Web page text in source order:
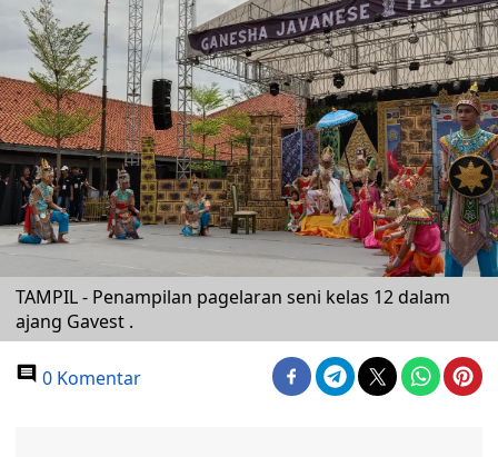
TAMPIL - Penampilan pagelaran seni kelas 12 dalam
ajang Gavest .
0 Komentar